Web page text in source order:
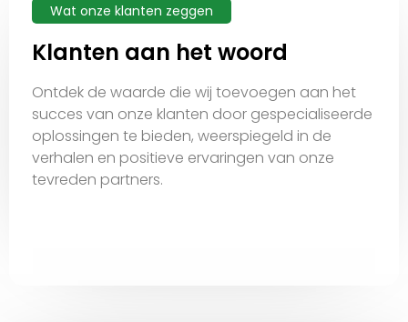
Wat onze klanten zeggen
Klanten aan het woord
Ontdek de waarde die wij toevoegen aan het
succes van onze klanten door gespecialiseerde
oplossingen te bieden, weerspiegeld in de
verhalen en positieve ervaringen van onze
tevreden partners.